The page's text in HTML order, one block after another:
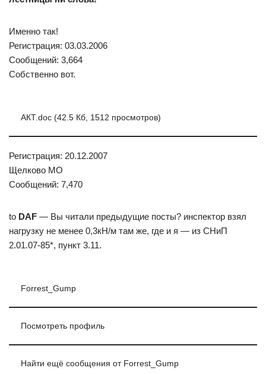
Именно так!
Регистрация: 03.03.2006
Сообщений: 3,664
Собственно вот.
АКТ.doc (42.5 Кб, 1512 просмотров)
Регистрация: 20.12.2007
Щелково МО
Сообщений: 7,470
to DAF — Вы читали предыдущие посты? инспектор взял
нагрузку не менее 0,3кН/м там же, где и я — из СНиП
2.01.07-85*, пункт 3.11.
Forrest_Gump
Посмотреть профиль
Найти ещё сообщения от Forrest_Gump